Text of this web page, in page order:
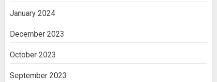
January 2024
December 2023
October 2023
September 2023